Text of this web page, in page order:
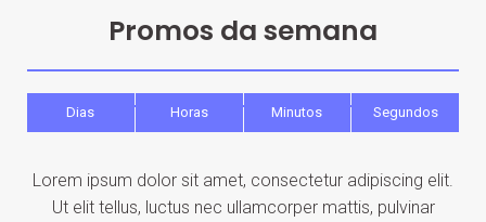
Promos da semana
Dias Horas Minutos Segundos
Lorem ipsum dolor sit amet, consectetur adipiscing elit.
Ut elit tellus, luctus nec ullamcorper mattis, pulvinar